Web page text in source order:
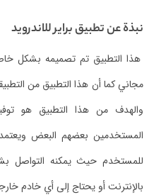
نبذة عن تطبيق براير للاندرويد
هذا التطبيق تم تصميمه بشكل
مجاني كما أن هذا التطبيق من
والهدف من هذا التطبيق هو
المستخدمين بعضهم البعض
للمستخدم حيث يمكنه التواصل
بالإنترنت أو يحتاج إلى أي خادم